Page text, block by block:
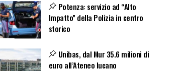
Potenza: servizio ad “Alto
Impatto” della Polizia in centro
storico
Unibas, dal Mur 35.6 milioni di
euro all’Ateneo lucano